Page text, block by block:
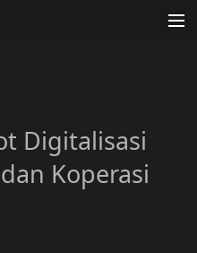
Digitalisasi
Koperasi